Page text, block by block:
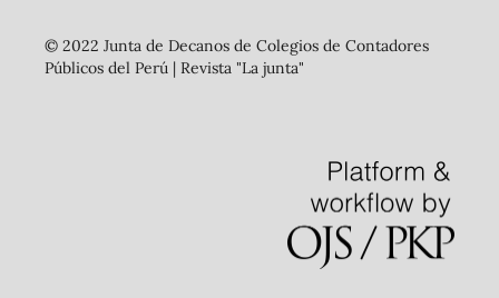
© 2022 Junta de Decanos de Colegios de Contadores
Públicos del Perú | Revista "La junta"